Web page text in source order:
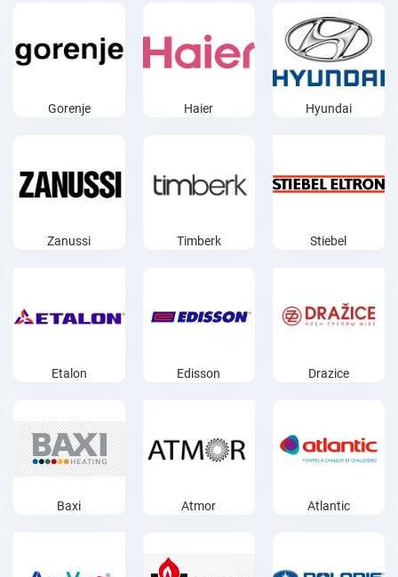
Gorenje Haier Hyundai
Zanussi Timberk Stiebel
Etalon Edisson Drazice
Baxi Atmor Atlantic